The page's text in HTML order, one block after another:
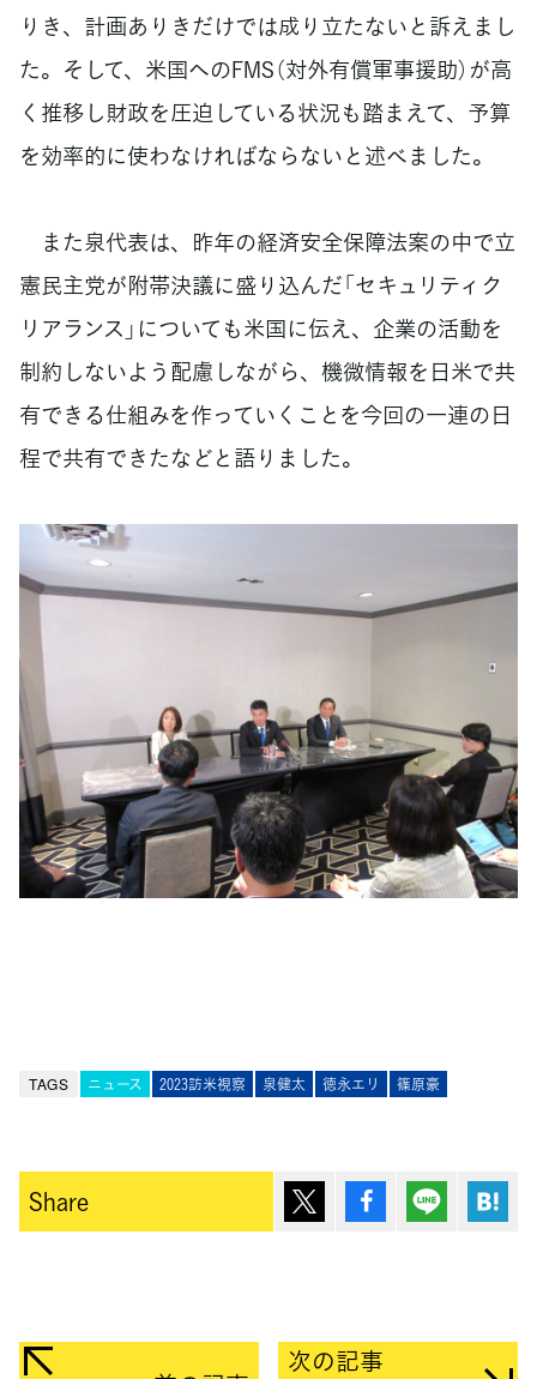
りき、計画ありきだけでは成り立たないと訴えまし
た。そして、米国へのFMS（対外有償軍事援助）が高
く推移し財政を圧迫している状況も踏まえて、予算
を効率的に使わなければならないと述べました。
また泉代表は、昨年の経済安全保障法案の中で立
憲民主党が附帯決議に盛り込んだ「セキュリティク
リアランス」についても米国に伝え、企業の活動を
制約しないよう配慮しながら、機微情報を日米で共
有できる仕組みを作っていくことを今回の一連の日
程で共有できたなどと語りました。
TAGS ニュース 2023訪米視察 泉健太 徳永エリ 篠原豪
Share ポスト シェア Lineで送
次の記事